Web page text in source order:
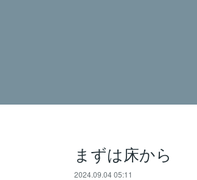
まずは床から
2024.09.04 05:11